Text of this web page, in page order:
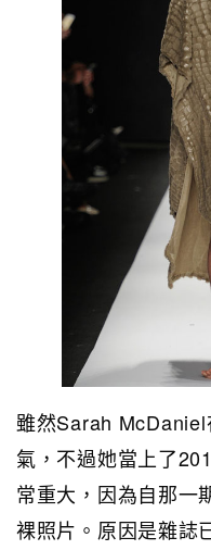
雖然Sarah
氣，不過她當上了
常重大，因為自那一
裸照片。原因是雜誌